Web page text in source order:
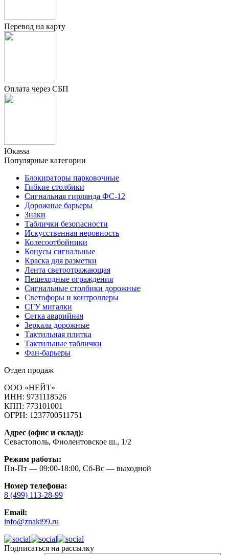
Перевод на карту
Оплата через СБП
Юкаssа
Популярные категории
Блокираторы парковочные
Гибкие столбики
Сигнальная гирлянда ФС-12
Дорожные барьеры
Знаки
Таблички безопасности
Искусственная неровность
Колесоотбойники
Конусы сигнальные
Краска для разметки
Лента светоотражающая
Пешеходные ограждения
Сигнальные столбики дорожные
Светофоры и контроллеры
СГУ мигалки
Cетка аварийная
Зеркала дорожные
Тактильная плитка
Тактильные таблички
Фан-барьеры
Отдел продаж
ООО «НЕЙТ»
ИНН: 9731118526
КПП: 773101001
ОГРН: 1237700511751
Адрес (офис и склад):
Севастополь, Фиолентовское ш., 1/2
Режим работы:
Пн-Пт — 09:00-18:00, Сб-Вс — выходной
Номер телефона:
8 (499) 113-28-99
Email:
info@znaki99.ru
Подписаться на рассылку